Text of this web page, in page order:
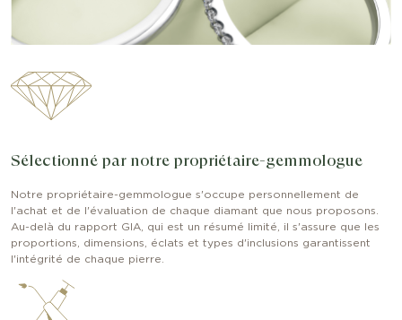
Sélectionné par notre propriétaire-gemmologue
Notre propriétaire-gemmologue s'occupe personnellement de
l'achat et de l'évaluation de chaque diamant que nous proposons.
Au-delà du rapport GIA, qui est un résumé limité, il s'assure que les
proportions, dimensions, éclats et types d'inclusions garantissent
l'intégrité de chaque pierre.